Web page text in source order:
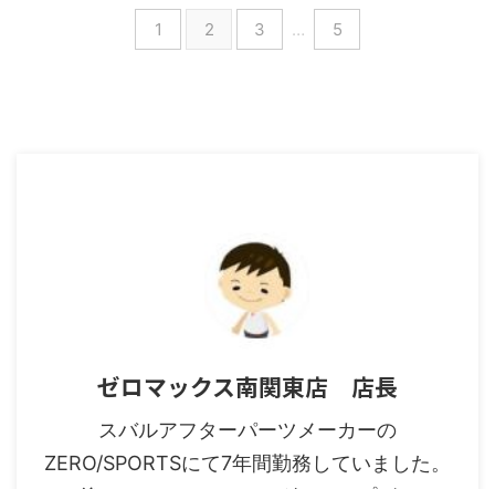
1 2 3 … 5
ゼロマックス南関東店 店長
スバルアフターパーツメーカーの
ZERO/SPORTSにて7年間勤務していました。